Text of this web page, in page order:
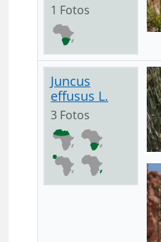
1 Fotos
Juncus
effusus L.
3 Fotos